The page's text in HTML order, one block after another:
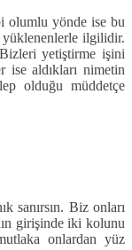
olumlu yönde ise bu
ilgilidir.
yetiştirme işini
ise aldıkları nimetin
olduğu müddetçe
sanırsın. Biz onları
girişinde iki kolunu
onlardan yüz